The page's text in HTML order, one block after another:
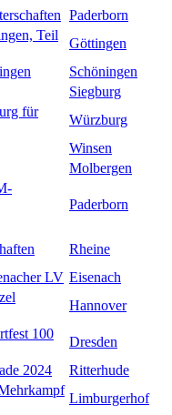
Paderborn
Teil
Göttingen
Schöningen
Siegburg
für
Würzburg
Winsen
Molbergen
Paderborn
Rheine
LV Eisenach
Hannover
100
Dresden
2024
Ritterhude
Limburgerhof